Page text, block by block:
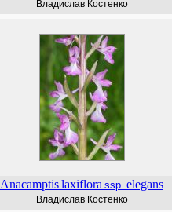
Владислав Костенко
Anacamptislaxiflora ssp. elegans
Владислав Костенко